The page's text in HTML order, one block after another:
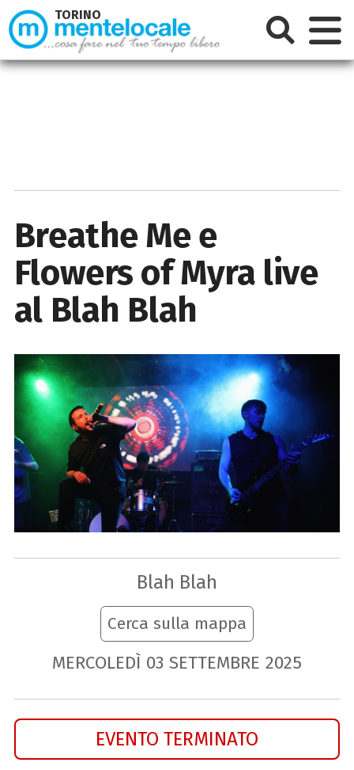
Breathe Me e
Flowers of Myra live
al Blah Blah
Blah Blah
Cerca sulla mappa
MERCOLEDÌ 03 SETTEMBRE 2025
EVENTO TERMINATO
TORINO